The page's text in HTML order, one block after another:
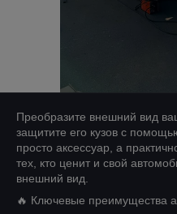
Преобразите внешний вид
защитите его кузов с
просто аксессуар, а
тех, кто ценит и свой
внешний вид.
🔥 Ключевые преимущества